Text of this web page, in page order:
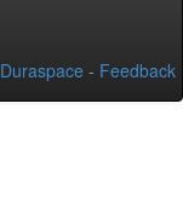
Duraspace - Feedback